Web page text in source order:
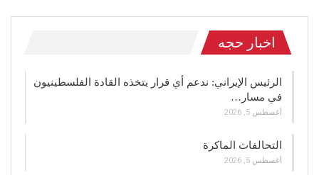
اخبار حجه
الرئيس الإيراني: ندعم أي قرار يتخذه القادة الفلسطينيون
في مسار…
أغسطس 5, 2026
التحالفات الماكرة
أغسطس 5, 2026